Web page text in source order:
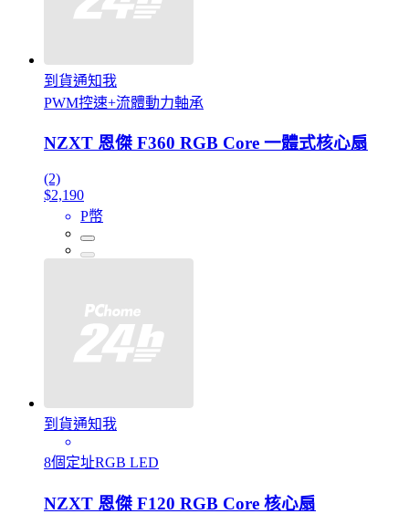
到貨通知我
PWM控速+流體動力軸承
NZXT 恩傑 F360 RGB Core 一體式核心扇
(2)
$2,190
P幣
到貨通知我
8個定址RGB LED
NZXT 恩傑 F120 RGB Core 核心扇